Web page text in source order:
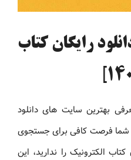
رایگان کتاب
بهترین سایت های دانلود
شما فرصت کافی برای جستجوی
الکترونیک را ندارید، این